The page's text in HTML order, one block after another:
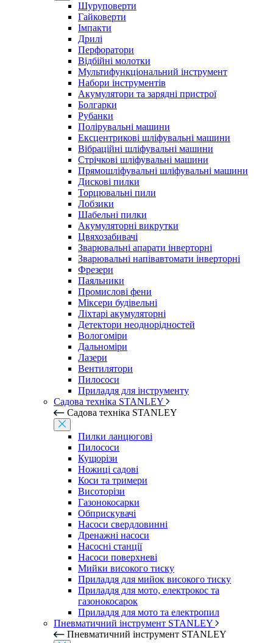
Шуруповерти
Гайковерти
Імпакти
Дрилі
Перфоратори
Відбійні молотки
Мультифункціональний інструмент
Набори інструментів
Акумулятори та зарядні пристрої
Болгарки
Рубанки
Полірувальні машини
Ексцентрикові шліфувальні машини
Вібраційні шліфувальні машини
Стрічкові шліфувальні машини
Прямошліфувальні шліфувальні машини
Дискові пилки
Торцювальні пили
Лобзики
Шабельні пилки
Акумуляторні викрутки
Цвяхозабивачі
Зварювальні апарати інверторні
Зварювальні напівавтомати інверторні
Фрезери
Паяльники
Промислові фени
Міксери будівельні
Ліхтарі акумуляторні
Детектори неоднорідностей
Вологоміри
Дальноміри
Лазери
Вентилятори
Пилососи
Приладдя для інструменту
Садова техніка STANLEY
Садова техніка STANLEY
Пилки ланцюгові
Пилососи
Кущорізи
Ножиці садові
Коси та тримери
Висоторізи
Газонокосарки
Обприскувачі
Насоси свердловинні
Дренажні насоси
Насосні станції
Насоси поверхневі
Мийки високого тиску
Приладдя для мийок високого тиску
Приладдя для мото, електрокос та
газонокосарок
Приладдя для мото та електропил
Пневматичний інструмент STANLEY
Пневматичний інструмент STANLEY